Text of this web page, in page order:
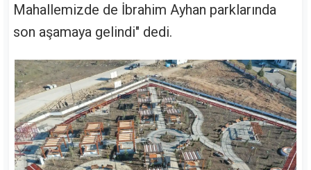
Mahallemizde de İbrahim Ayhan parklarında
son aşamaya gelindi" dedi.